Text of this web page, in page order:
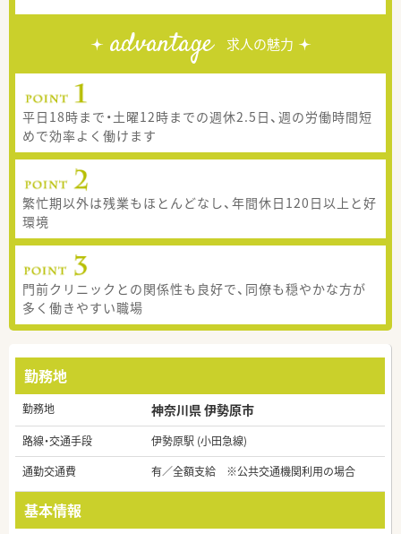
advantage 求人の魅力
平日18時まで・土曜12時までの週休2.5日、週の労働時間短
めで効率よく働けます
繁忙期以外は残業もほとんどなし、年間休日120日以上と好
環境
門前クリニックとの関係性も良好で、同僚も穏やかな方が
多く働きやすい職場
勤務地
勤務地 神奈川県 伊勢原市
路線・交通手段
伊勢原駅 (小田急線)
通勤交通費
有／全額支給 ※公共交通機関利用の場合
基本情報